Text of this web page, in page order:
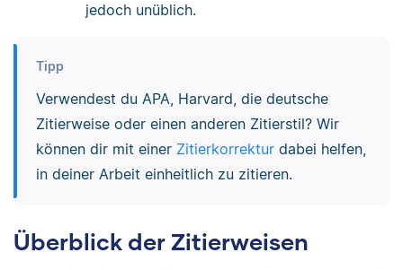
jedoch unüblich.
Tipp
Verwendest du APA, Harvard, die deutsche
Zitierweise oder einen anderen Zitierstil? Wir
können dir mit einer Zitierkorrekturdabei helfen,
in deiner Arbeit einheitlich zu zitieren.
Überblick der Zitierweisen